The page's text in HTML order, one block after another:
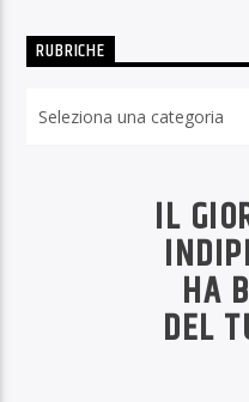
RUBRICHE
IL
HA
DEL